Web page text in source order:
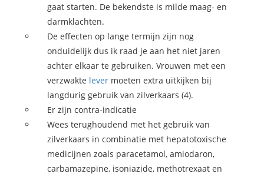
gaat starten. De bekendste is milde maag- en
darmklachten.
De effecten op lange termijn zijn nog
onduidelijk dus ik raad je aan het niet jaren
achter elkaar te gebruiken. Vrouwen met een
verzwakte lever moeten extra uitkijken bij
langdurig gebruik van zilverkaars (4).
Er zijn contra-indicatie
Wees terughoudend met het gebruik van
zilverkaars in combinatie met hepatotoxische
medicijnen zoals paracetamol, amiodaron,
carbamazepine, isoniazide, methotrexaat en